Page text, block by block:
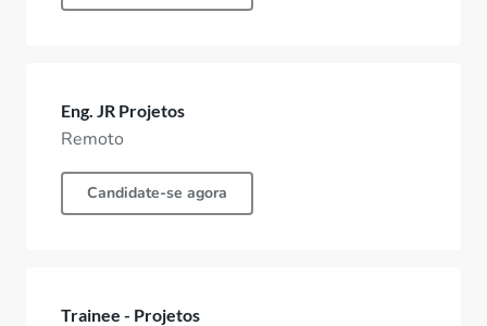
Eng. JR Projetos
Remoto
Candidate-se agora
Trainee - Projetos